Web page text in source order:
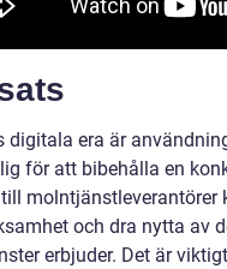
digitala era är
för att bibehålla en
molntjänstleverantörer
och dra nytta av
erbjuder. Det är